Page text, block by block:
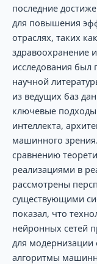
последние
для повышения
отраслях, таких
здравоохранение
исследования был
научной
из ведущих баз
ключевые подходы
интеллекта,
машинного
сравнению
реализациями в
рассмотрены
существующими
показал, что
нейронных сетей
для
алгоритмы